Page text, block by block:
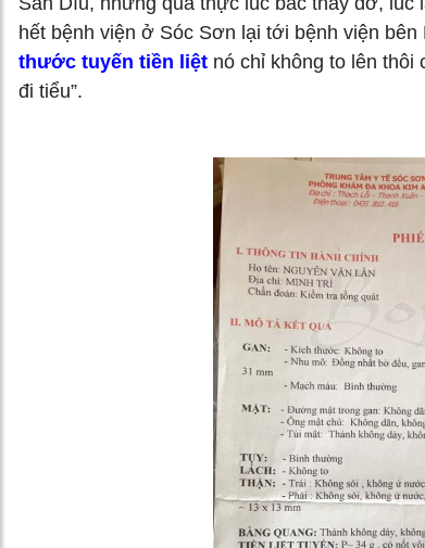
hết bệnh viện ở Sóc Sơn lại tới bệnh viện
thước tuyến tiền liệt nó chỉ không to lên thôi
đi tiểu”.